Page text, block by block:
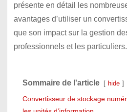
présente en détail les
avantages d’utiliser un
que son impact sur la gestion
professionnels et les particuliers.
Sommaire de l'article hide
Convertisseur de stockage